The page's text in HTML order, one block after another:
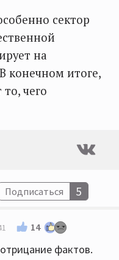
сектор
на
конечном итоге,
чего
Подписаться 5
14
фактов.